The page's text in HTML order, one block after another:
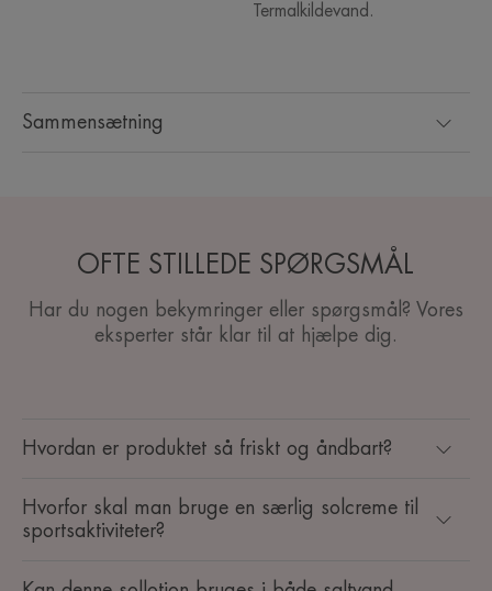
Sammensætning
Termalkildevand.
OFTE STILLEDE SPØRGSMÅL
Har du nogen bekymringer eller spørgsmål? Vores
eksperter står klar til at hjælpe dig.
Hvordan er produktet så friskt og åndbart?
Hvorfor skal man bruge en særlig solcreme til
sportsaktiviteter?